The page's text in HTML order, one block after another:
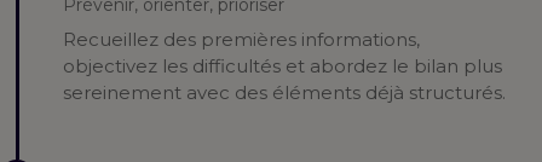
Prévenir, orienter, prioriser
Recueillez des premières informations,
objectivez les difficultés et abordez le bilan plus
sereinement avec des éléments déjà structurés.